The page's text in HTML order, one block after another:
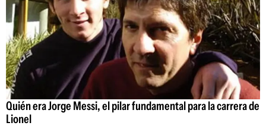
Quién era Jorge Messi, el pilar fundamental para la carrera de
Lionel